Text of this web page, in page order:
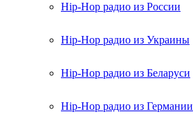
Hip-Hop радио из России
Hip-Hop радио из Украины
Hip-Hop радио из Беларуси
Hip-Hop радио из Германии